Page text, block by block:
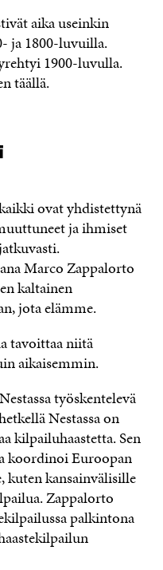
aika useinkin
ja 1800-luvuilla.
1900-luvulla.
täällä.
ovat yhdistettynä
ja ihmiset
Marco Zappalorto
kaltainen
jota elämme.
tavoittaa niitä
aikaisemmin.
työskentelevä
Nestassa on
kilpailuhaastetta. Sen
koordinoi Euroopan
kansainvälisille
Zappalorto
palkintona